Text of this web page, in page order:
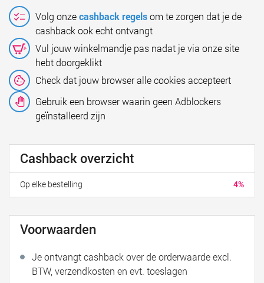
Volg onzecashback regelsom te zorgen dat je de
cashback ook echt ontvangt
Vul jouw winkelmandje pas nadat je via onze site
hebt doorgeklikt
Check dat jouw browser alle cookies accepteert
Gebruik een browser waarin geen Adblockers
geïnstalleerd zijn
Cashback overzicht
4%
Op elke bestelling
Voorwaarden
Je ontvangt cashback over de orderwaarde excl.
BTW, verzendkosten en evt. toeslagen